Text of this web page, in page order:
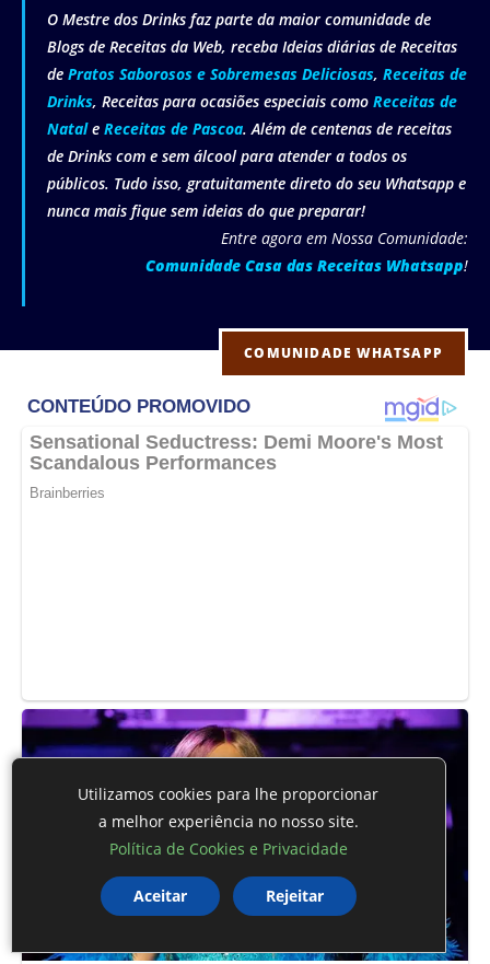
O Mestre dos Drinks faz parte da maior comunidade de
Blogs de Receitas da Web, receba Ideias diárias de Receitas
de Pratos Saborosos e Sobremesas Deliciosas, Receitas de
Drinks, Receitas para ocasiões especiais como Receitas de
Natale Receitas de Pascoa. Além de centenas de receitas
de Drinks com e sem álcool para atender a todos os
públicos. Tudo isso, gratuitamente direto do seu Whatsapp e
nunca mais fique sem ideias do que preparar!
Entre agora em Nossa Comunidade:
Comunidade Casa das Receitas Whatsapp!
COMUNIDADE WHATSAPP
Utilizamos cookies para lhe proporcionar
a melhor experiência no nosso site.
Política de Cookies e Privacidade
Aceitar Rejeitar